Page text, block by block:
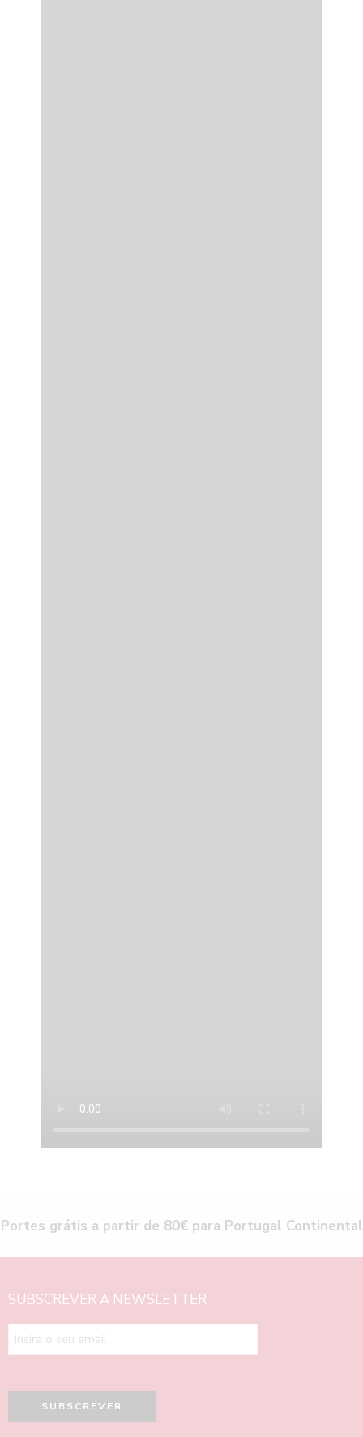
Portes grátis a partir de 80€ para Portugal Continental
SUBSCREVER A NEWSLETTER